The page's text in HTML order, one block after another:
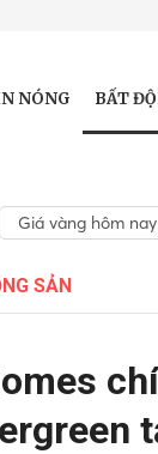
NÓNG BẤT
Giá vàng hôm nay
SẢN